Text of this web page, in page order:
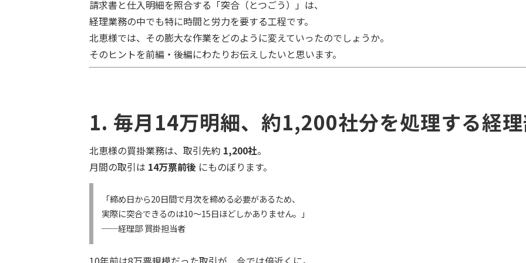
請求書と仕入明細を照合する「突合（とつごう）」は、
経理業務の中でも特に時間と労力を要する工程です。
北恵様では、その膨大な作業をどのように変えていったのでしょうか。
そのヒントを前編・後編にわたりお伝えしたいと思います。
1. 毎月14万明細、約1,200社分を処理する経
北恵様の買掛業務は、取引先約 1,200社。
月間の取引は 14万票前後 にものぼります。
「締め日から20日間で月次を締める必要があるため、
実際に突合できるのは10〜15日ほどしかありません。」
──経理部 買掛担当者